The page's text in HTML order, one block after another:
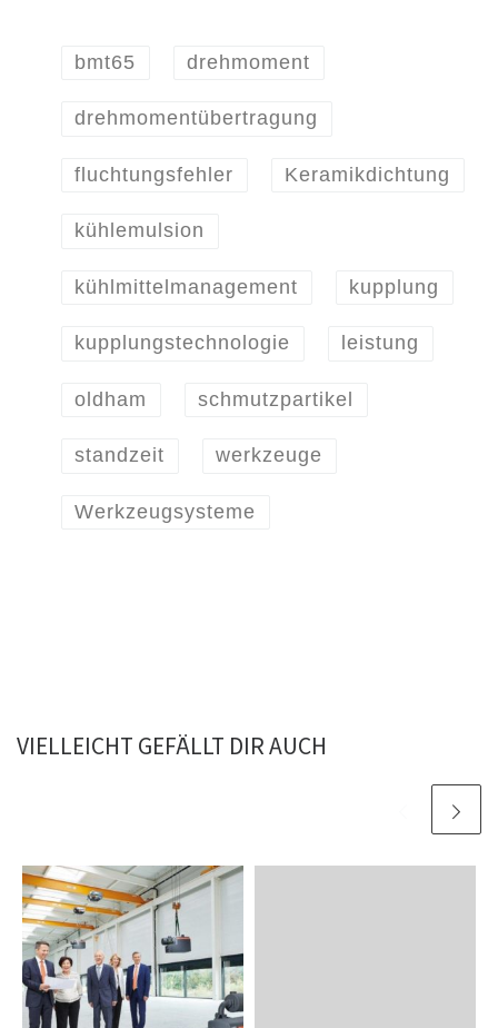
bmt65 drehmoment
drehmomentübertragung
fluchtungsfehler Keramikdichtung
kühlemulsion
kühlmittelmanagement kupplung
kupplungstechnologie leistung
oldham schmutzpartikel
standzeit werkzeuge
Werkzeugsysteme
VIELLEICHT GEFÄLLT DIR AUCH